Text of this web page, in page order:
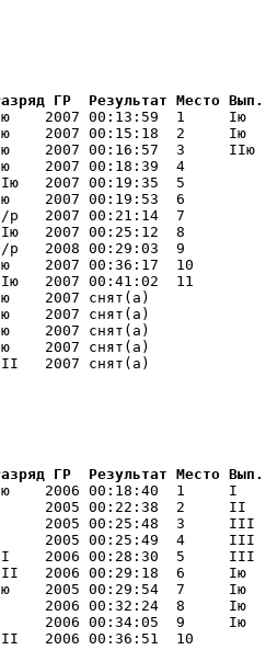
ГР  Результат Место Вып.
2007 00:13:59  1     Iю
2007 00:15:18  2     Iю
2007 00:16:57  3     IIю
Iю    2007 00:18:39  4
IIю   2007 00:19:35  5
Iю    2007 00:19:53  6
б/р   2007 00:21:14  7
IIю   2007 00:25:12  8
б/р   2008 00:29:03  9
Iю    2007 00:36:17  10
IIю   2007 00:41:02  11
2007 снят(а)
2007 снят(а)
2007 снят(а)
2007 снят(а)
2007 снят(а)
ГР  Результат Место Вып.
2006 00:18:40  1     I
2005 00:22:38  2     II
2005 00:25:48  3     III
2005 00:25:49  4     III
2006 00:28:30  5     III
2006 00:29:18  6     Iю
2005 00:29:54  7     Iю
2006 00:32:24  8     Iю
2006 00:34:05  9     Iю
III   2006 00:36:51  10